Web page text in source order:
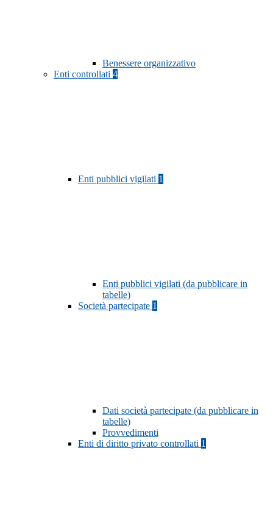
Benessere organizzativo
Enti controllati 4
Enti pubblici vigilati 1
Enti pubblici vigilati (da pubblicare in
tabelle)
Società partecipate 1
Dati società partecipate (da pubblicare in
tabelle)
Provvedimenti
Enti di diritto privato controllati 1